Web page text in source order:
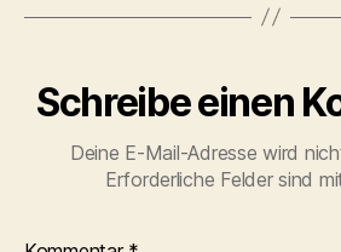
Schreibe einen
Deine E-Mail-Adresse wird
Erforderliche Felder sind